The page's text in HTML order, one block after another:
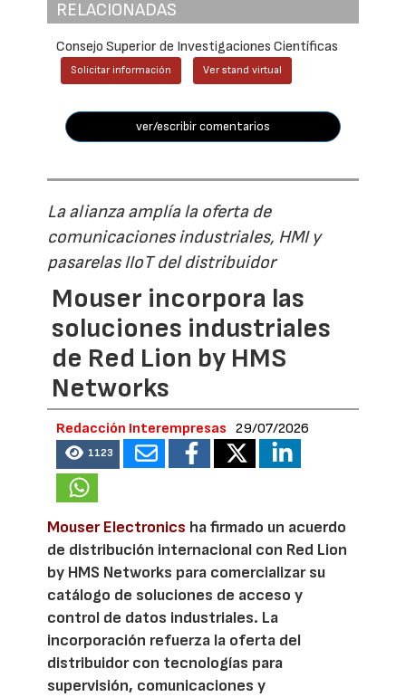
RELACIONADAS
Consejo Superior de Investigaciones Científicas
Solicitar información Ver stand virtual
ver/escribir comentarios
La alianza amplía la oferta de
comunicaciones industriales, HMI y
pasarelas IIoT del distribuidor
Mouser incorpora las
soluciones industriales
de Red Lion by HMS
Networks
Redacción Interempresas 29/07/2026
1123
Mouser Electronics ha firmado un acuerdo
de distribución internacional con Red Lion
by HMS Networks para comercializar su
catálogo de soluciones de acceso y
control de datos industriales. La
incorporación refuerza la oferta del
distribuidor con tecnologías para
supervisión, comunicaciones y